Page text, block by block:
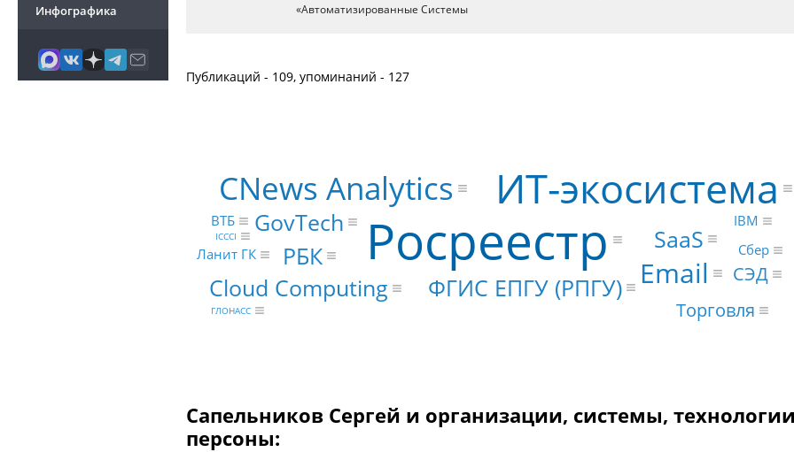
Инфографика
«Автоматизированные Системы
Публикаций - 109, упоминаний - 127
Росреестр
ИТ-экосистема
CNews Analytics
Email
SaaS
Cloud Computing
ФГИС ЕПГУ (РПГУ)
GovTech
РБК
Торговля
СЭД
Сбер
IBM
Ланит ГК
ВТБ
ICCCI
ГЛОНАСС
Сапельников Сергей и организации, системы,
персоны: